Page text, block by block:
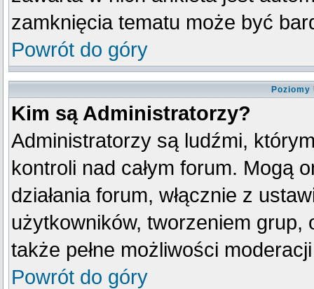
zamknięcia tematu może być
Powrót do góry
Kim są Administratorzy?
Administratorzy są ludźmi,
kontroli nad całym forum. Mogą
działania forum, włącznie z
użytkowników, tworzeniem grup,
także pełne możliwości
Powrót do góry